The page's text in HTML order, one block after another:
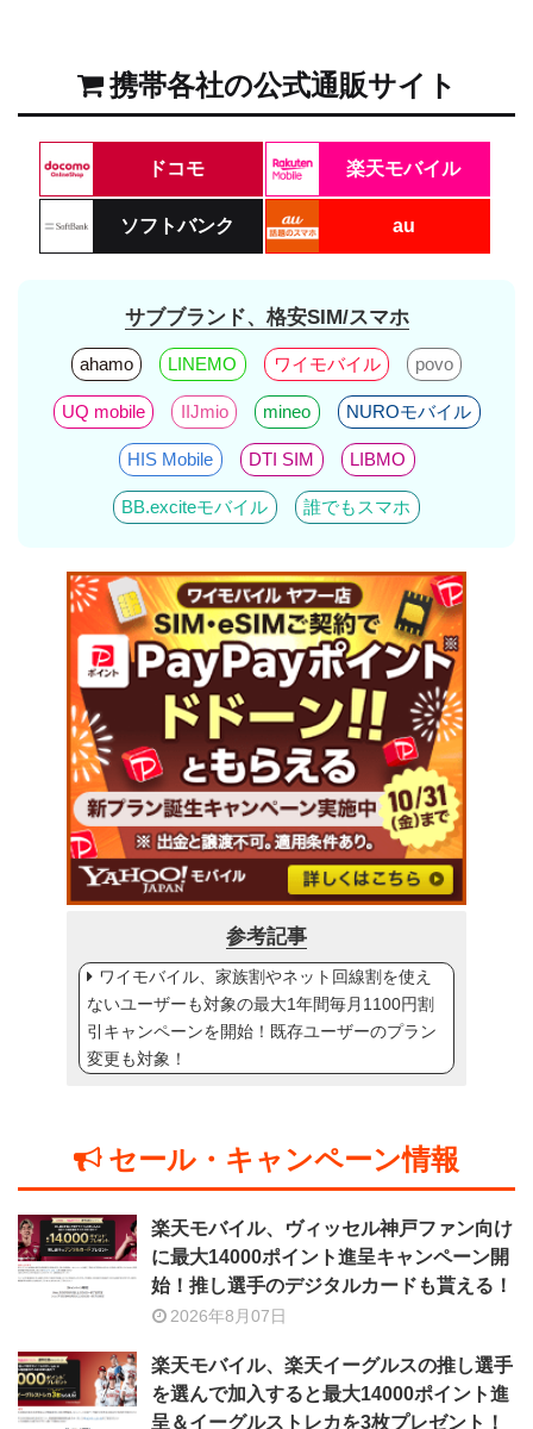
携帯各社の公式通販サイト
ドコモ 楽天モバイル
ソフトバンク au
サブブランド、格安SIM/スマホ
ahamo LINEMO ワイモバイル povo
UQ mobile IIJmio mineo NUROモバイル
HIS Mobile DTI SIM LIBMO
BB.exciteモバイル 誰でもスマホ
参考記事
ワイモバイル、家族割やネット回線割を使え
ないユーザーも対象の最大1年間毎月1100円割
引キャンペーンを開始！既存ユーザーのプラン
変更も対象！
セール・キャンペーン情報
楽天モバイル、ヴィッセル神戸ファン向け
に最大14000ポイント進呈キャンペーン開
始！推し選手のデジタルカードも貰える！
2026年8月07日
楽天モバイル、楽天イーグルスの推し選手
を選んで加入すると最大14000ポイント進
呈＆イーグルストレカを3枚プレゼント！